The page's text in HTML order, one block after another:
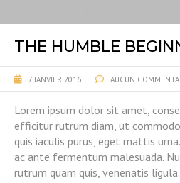
THE HUMBLE
7 JANVIER 2016 AUCUN
Lorem ipsum dolor sit amet,
efficitur rutrum diam, ut
quis iaculis purus, eget mattis
ac ante fermentum malesuada.
rutrum quam quis, venenatis